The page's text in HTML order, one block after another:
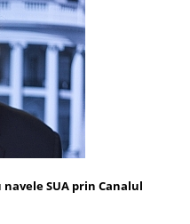
SUA prin Canalul